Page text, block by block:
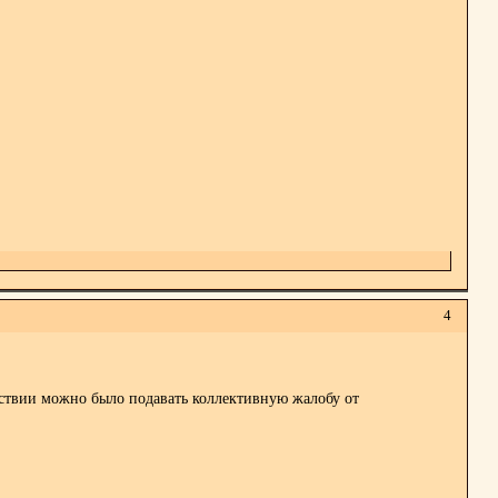
4
можно было подавать коллективную жалобу от